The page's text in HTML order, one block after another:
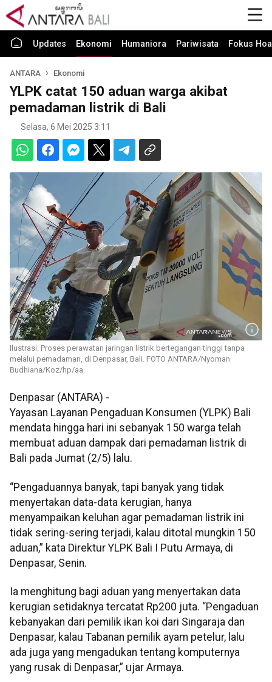
Updates Ekonomi Humaniora Pariwisata Fokus
ANTARA Ekonomi
YLPK catat 150 aduan warga akibat
pemadaman listrik di Bali
Selasa, 6 Mei 2025 3:11
Ilustrasi: Proses perawatan jaringan listrik bertegangan tinggi tanpa
melalui pemadaman, di Denpasar, Bali. FOTO ANTARA/Nyoman
Budhiana/Koz/hp/aa.
Denpasar (ANTARA) -
Yayasan Layanan Pengaduan Konsumen (YLPK) Bali
mendata hingga hari ini sebanyak 150 warga telah
membuat aduan dampak dari pemadaman listrik di
Bali pada Jumat (2/5) lalu.
“Pengaduannya banyak, tapi banyak yang tidak
menyertakan data-data kerugian, hanya
menyampaikan keluhan agar pemadaman listrik ini
tidak sering-sering terjadi, kalau ditotal mungkin 150
aduan,” kata Direktur YLPK Bali I Putu Armaya, di
Denpasar, Senin.
Ia menghitung bagi aduan yang menyertakan data
kerugian setidaknya tercatat Rp200 juta. “Pengaduan
kebanyakan dari pemilik ikan koi dari Singaraja dan
Denpasar, kalau Tabanan pemilik ayam petelur, lalu
ada juga yang mengadukan tentang komputernya
yang rusak di Denpasar,” ujar Armaya.